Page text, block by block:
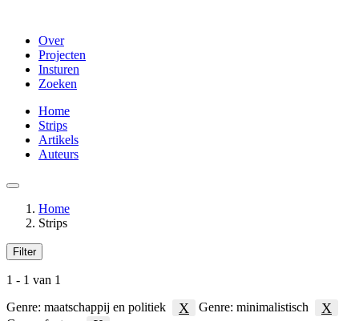
naar
inhoud
gaan
Over
Projecten
Insturen
Zoeken
Home
Strips
Artikels
Auteurs
Menu
Kruimelpad
Home
Strips
Strips
Filter
1 - 1 van 1
Genre: maatschappij en politiek X Genre: minimalistisch X